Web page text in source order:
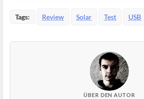
Tags: Review Solar Test USB
ÜBER DEN AUTOR